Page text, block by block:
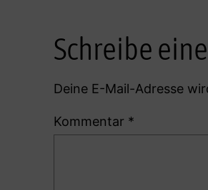
Schreibe
Deine E-Mail-Adresse
Kommentar *